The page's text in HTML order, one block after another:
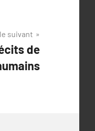
suivant
de